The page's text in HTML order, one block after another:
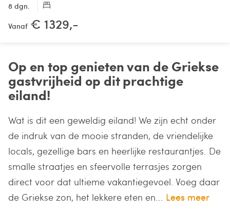
8 dgn.
Vanaf € 1329,-
Op en top genieten van de Griekse
gastvrijheid op dit prachtige
eiland!
Wat is dit een geweldig eiland! We zijn echt onder
de indruk van de mooie stranden, de vriendelijke
locals, gezellige bars en heerlijke restaurantjes. De
smalle straatjes en sfeervolle terrasjes zorgen
direct voor dat ultieme vakantiegevoel. Voeg daar
de Griekse zon, het lekkere eten en... Lees meer